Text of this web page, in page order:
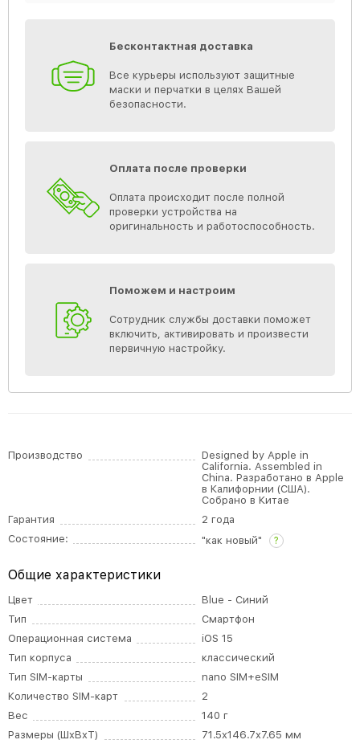
Бесконтактная доставка
Все курьеры используют защитные
маски и перчатки в целях Вашей
безопасности.
Оплата после проверки
Оплата происходит после полной
проверки устройства на
оригинальность и работоспособность.
Поможем и настроим
Сотрудник службы доставки поможет
включить, активировать и произвести
первичную настройку.
Производство
Designed by Apple in
California. Assembled in
China. Разработано в Apple
в Калифорнии (США).
Собрано в Китае
Гарантия
2 года
Состояние:
"как новый" ?
Общие характеристики
Цвет
Blue - Синий
Тип
Смартфон
Операционная система
iOS 15
Тип корпуса
классический
Тип SIM-карты
nano SIM+eSIM
Количество SIM-карт
2
Вес
140 г
Размеры (ШxВxТ)
71.5x146.7x7.65 мм